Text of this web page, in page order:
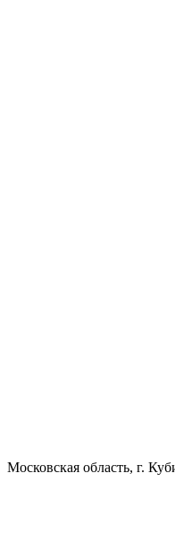
Московская область, г.